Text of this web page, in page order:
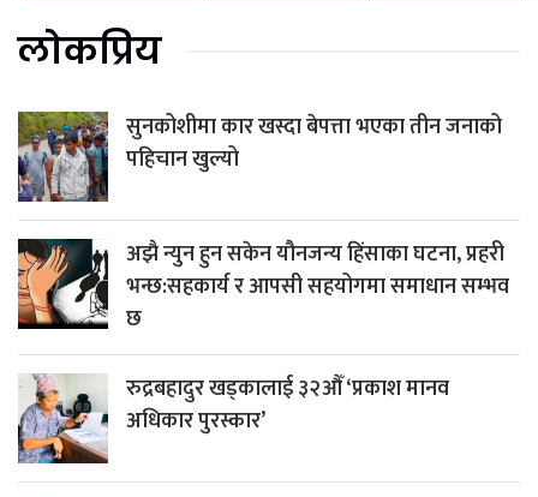
लोकप्रिय
सुनकोशीमा कार खस्दा बेपत्ता भएका तीन जनाको
पहिचान खुल्यो
अझै न्युन हुन सकेन यौनजन्य हिंसाका घटना, प्रहरी
भन्छ:सहकार्य र आपसी सहयोगमा समाधान सम्भव
छ
रुद्रबहादुर खड्कालाई ३२औँ ‘प्रकाश मानव
अधिकार पुरस्कार’